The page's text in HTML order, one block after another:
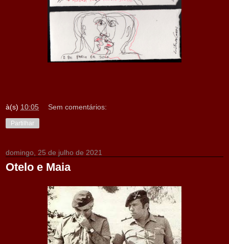
à(s) 10:05 Sem comentários:
Partilhar
domingo, 25 de julho de 2021
Otelo e Maia